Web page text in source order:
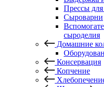
Прессы
Сыроварни
сыроделия
Домашние
Консервация
Копчение